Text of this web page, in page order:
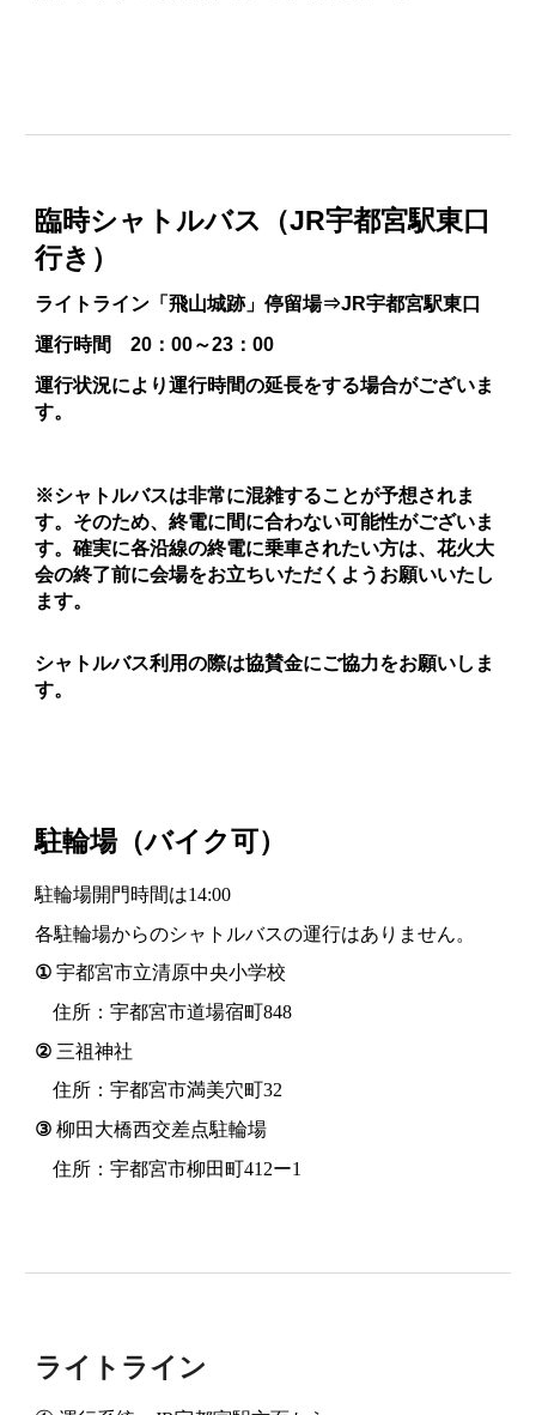
臨時シャトルバス（JR宇都宮駅東口
行き）
ライトライン「飛山城跡」停留場⇒JR宇都宮駅東口
運行時間 20：00～23：00
運行状況により運行時間の延長をする場合がございま
す。
※シャトルバスは非常に混雑することが予想されま
す。そのため、終電に間に合わない可能性がございま
す。確実に各沿線の終電に乗車されたい方は、花火大
会の終了前に会場をお立ちいただくようお願いいたし
ます。
シャトルバス利用の際は協賛金にご協力をお願いしま
す。
駐輪場（バイク可）
駐輪場開門時間は14:00
各駐輪場からのシャトルバスの運行はありません。
①宇都宮市立清原中央小学校
住所：宇都宮市道場宿町848
② 三祖神社
住所：宇都宮市満美穴町32
③柳田大橋西交差点駐輪場
住所：宇都宮市柳田町412ー1
ライトライン